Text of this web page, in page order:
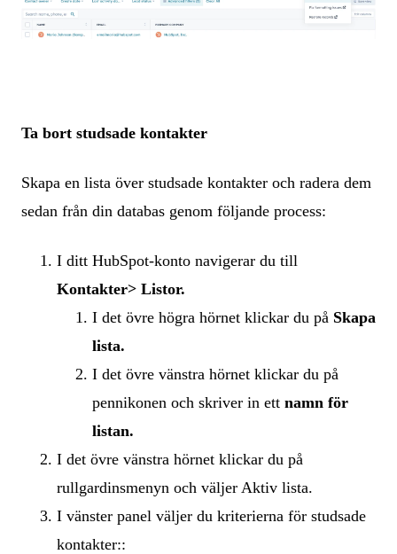
Ta bort studsade kontakter
Skapa en lista över studsade kontakter och radera dem
sedan från din databas genom följande process:
I ditt HubSpot-konto navigerar du till
Kontakter> Listor.
I det övre högra hörnet klickar du på Skapa
lista.
I det övre vänstra hörnet klickar du på
pennikonen och skriver in ett namn för
listan.
I det övre vänstra hörnet klickar du på
rullgardinsmenyn och väljer Aktiv lista.
I vänster panel väljer du kriterierna för studsade
kontakter::